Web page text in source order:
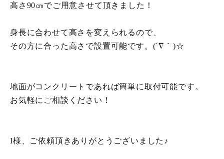
高さ90㎝でご用意させて頂きました！
身長に合わせて高さを変えられるので、
その方に合った高さで設置可能です。(´∇｀)☆
地面がコンクリートであれば簡単に取付可能です。
お気軽にご相談ください！
I様、ご依頼頂きありがとうございました♪